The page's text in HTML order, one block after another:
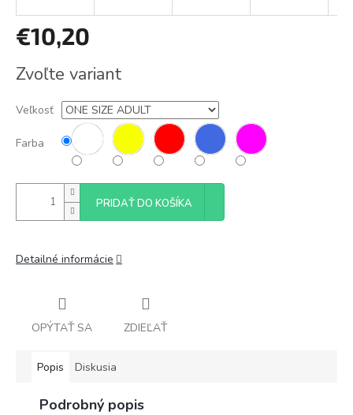
€10,20
cena:
Zvoľte variant
Veľkosť
Farba
PRIDAŤ DO KOŠÍKA
Detailné informácie
OPÝTAŤ SA ZDIEĽAŤ
Popis Diskusia
Podrobný popis